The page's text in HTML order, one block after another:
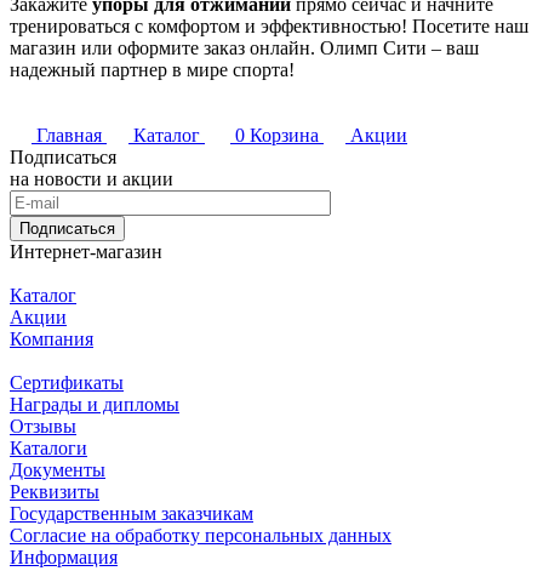
тренироваться с комфортом и эффективностью! Посетите наш
магазин или оформите заказ онлайн. Олимп Сити – ваш
надежный партнер в мире спорта!
Главная Каталог 0 Корзина
Акции
Подписаться
на новости и акции
Подписаться
Интернет-магазин
Каталог
Акции
Компания
Сертификаты
Награды и дипломы
Отзывы
Каталоги
Документы
Реквизиты
Государственным заказчикам
Согласие на обработку персональных данных
Информация